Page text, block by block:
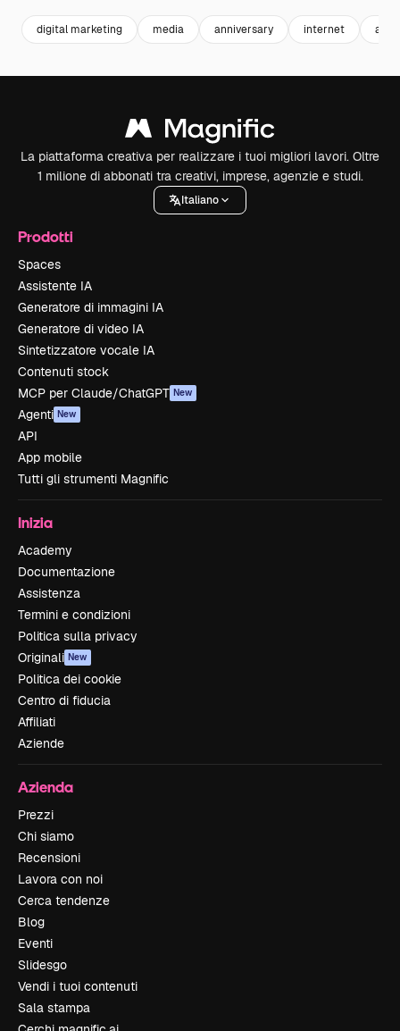
digital marketing media anniversary internet
La piattaforma creativa per realizzare i tuoi migliori lavori. Oltre
1 milione di abbonati tra creativi, imprese, agenzie e studi.
Italiano
Prodotti
Spaces
Assistente IA
Generatore di immagini IA
Generatore di video IA
Sintetizzatore vocale IA
Contenuti stock
MCP per Claude/ChatGPT New
Agenti New
API
App mobile
Tutti gli strumenti Magnific
Inizia
Academy
Documentazione
Assistenza
Termini e condizioni
Politica sulla privacy
Originali New
Politica dei cookie
Centro di fiducia
Affiliati
Aziende
Azienda
Prezzi
Chi siamo
Recensioni
Lavora con noi
Cerca tendenze
Blog
Eventi
Slidesgo
Vendi i tuoi contenuti
Sala stampa